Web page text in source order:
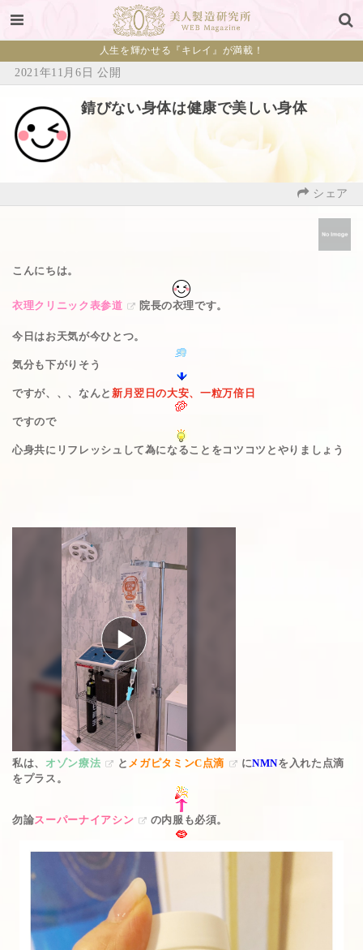
人生を輝かせる『キレイ』が満載！
2021年11月6日 公開
錆びない身体は健康で美しい身体
シェア
こんにちは。
衣理クリニック表参道 院長の衣理です。
今日はお天気が今ひとつ。
気分も下がりそう
ですが、、、なんと 新月翌日の大安、一粒万倍日
ですので
心身共にリフレッシュして為になることをコツコツとやりましょう
私は、 オゾン療法 と メガピタミンC点滴 にNMNを入れた点滴
をプラス。
勿論スーパーナイアシン の内服も必須。